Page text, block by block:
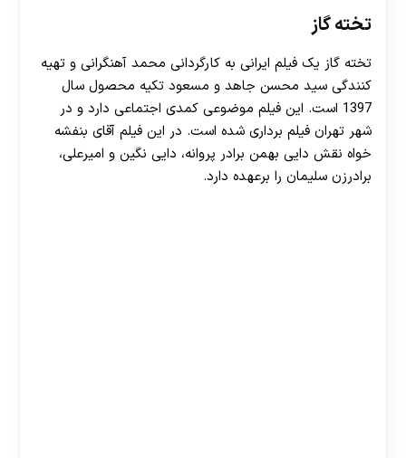
تخته‌ گاز
تخته گاز یک فیلم ایرانی به کارگردانی محمد آهنگرانی و تهیه
کنندگی سید محسن جاهد و مسعود تکیه محصول سال
1397 است. این فیلم موضوعی کمدی اجتماعی دارد و در
شهر تهران فیلم‌ برداری شده‌ است. در این فیلم آقای بنفشه‌
خواه نقش دایی بهمن برادر پروانه، دایی نگین و امیرعلی،
برادرزن سلیمان را برعهده دارد.